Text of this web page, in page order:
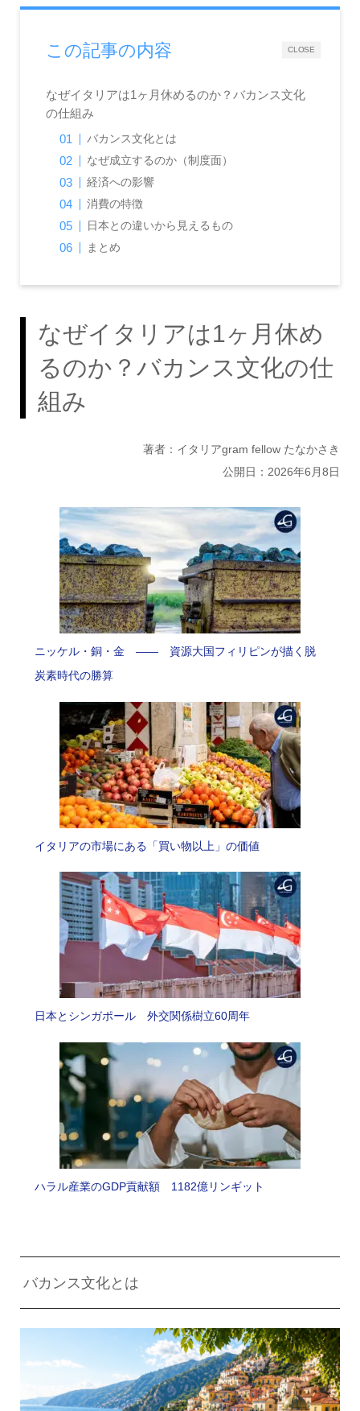
CLOSE
この記事の内容
なぜイタリアは1ヶ月休めるのか？バカンス文化
の仕組み
バカンス文化とは
なぜ成立するのか（制度面）
経済への影響
消費の特徴
日本との違いから見えるもの
まとめ
なぜイタリアは1ヶ月休め
るのか？バカンス文化の仕
組み
著者：イタリアgram fellow たなかさき
公開日：2026年6月8日
ニッケル・銅・金 —— 資源大国フィリピンが描く脱
炭素時代の勝算
イタリアの市場にある「買い物以上」の価値
日本とシンガポール 外交関係樹立60周年
ハラル産業のGDP貢献額 1182億リンギット
バカンス文化とは